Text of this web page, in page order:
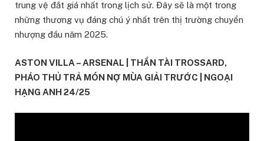
trung vệ đắt giá nhất trong lịch sử. Đây sẽ là một trong
những thương vụ đáng chú ý nhất trên thị trường chuyển
nhượng đầu năm 2025.
ASTON VILLA – ARSENAL | THẦN TÀI TROSSARD,
PHÁO THỦ TRẢ MÓN NỢ MÙA GIẢI TRƯỚC | NGOẠI
HẠNG ANH 24/25